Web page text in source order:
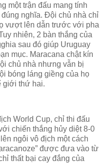
một trận đấu mang tính
đúng nghĩa. Đội chủ nhà chỉ
vượt lên dẫn trước với pha
nhiên, 2 bàn thắng của
sau đó giúp Uruguay
mục. Maracana chật kín
chủ nhà nhưng vẫn bị
bóng láng giềng của họ
giới thứ hai.
World Cup, chỉ thi đấu
chiến thắng hủy diệt 8-0
ngôi vô địch một cách
được đưa vào từ
thất bại cay đắng của